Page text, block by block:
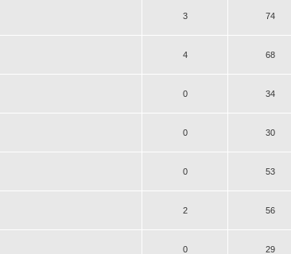
3
74
4
68
0
34
0
30
0
53
2
56
0
29